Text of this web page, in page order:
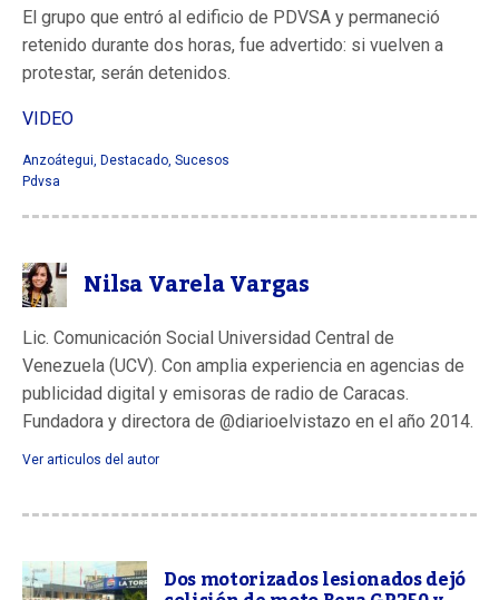
El grupo que entró al edificio de PDVSA y permaneció
retenido durante dos horas, fue advertido: si vuelven a
protestar, serán detenidos.
VIDEO
Anzoátegui, Destacado, Sucesos
Pdvsa
Nilsa Varela Vargas
Lic. Comunicación Social Universidad Central de
Venezuela (UCV). Con amplia experiencia en agencias de
publicidad digital y emisoras de radio de Caracas.
Fundadora y directora de @diarioelvistazo en el año 2014.
Ver articulos del autor
Dos motorizados lesionados dejó